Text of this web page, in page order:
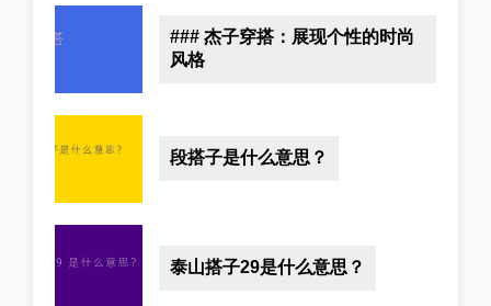
### 杰子穿搭：展现个性的时尚
风格
段搭子是什么意思？
泰山搭子29是什么意思？